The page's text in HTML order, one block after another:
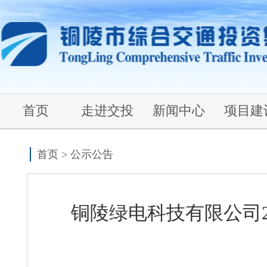
首页 走进交投 新闻中心 项目建
首页 > 公示公告
铜陵绿电科技有限公司